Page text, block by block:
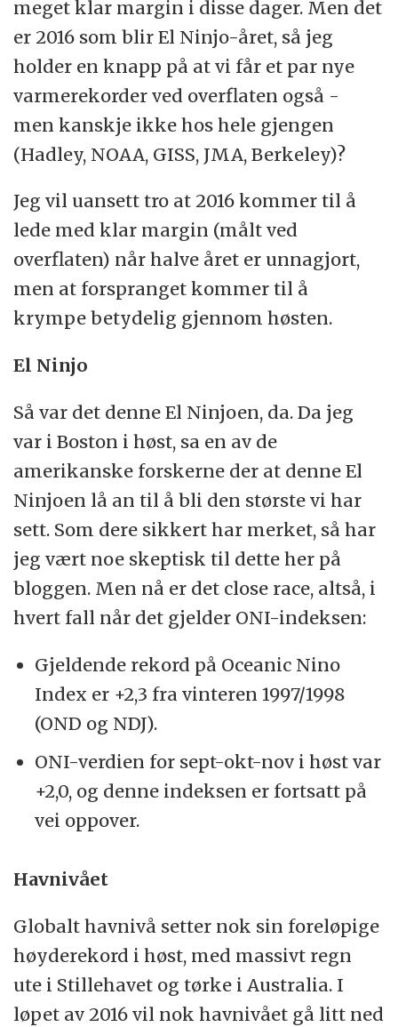
meget klar margin i disse dager. Men det
er 2016 som blir El Ninjo-året, så jeg
holder en knapp på at vi får et par nye
varmerekorder ved overflaten også -
men kanskje ikke hos hele gjengen
(Hadley, NOAA, GISS, JMA, Berkeley)?
Jeg vil uansett tro at 2016 kommer til å
lede med klar margin (målt ved
overflaten) når halve året er unnagjort,
men at forspranget kommer til å
krympe betydelig gjennom høsten.
El Ninjo
Så var det denne El Ninjoen, da. Da jeg
var i Boston i høst, sa en av de
amerikanske forskerne der at denne El
Ninjoen lå an til å bli den største vi har
sett. Som dere sikkert har merket, så har
jeg vært noe skeptisk til dette her på
bloggen. Men nå er det close race, altså, i
hvert fall når det gjelder ONI-indeksen:
Gjeldende rekord på Oceanic Nino
Index er +2,3 fra vinteren 1997/1998
(OND og NDJ).
ONI-verdien for sept-okt-nov i høst var
+2,0, og denne indeksen er fortsatt på
vei oppover.
Havnivået
Globalt havnivå setter nok sin foreløpige
høyderekord i høst, med massivt regn
ute i Stillehavet og tørke i Australia. I
løpet av 2016 vil nok havnivået gå litt ned